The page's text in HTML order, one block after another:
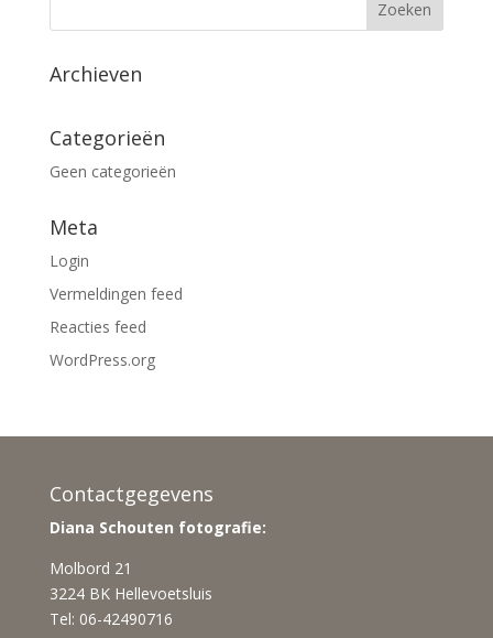
Archieven
Categorieën
Geen categorieën
Meta
Login
Vermeldingen feed
Reacties feed
WordPress.org
Contactgegevens
Diana Schouten fotografie:
Molbord 21
3224 BK Hellevoetsluis
Tel: 06-42490716